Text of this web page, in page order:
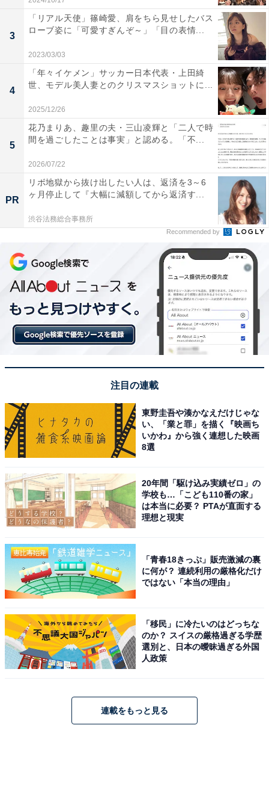
3
「リアル天使」篠崎愛、肩をちら見せしたバス
ローブ姿に「可愛すぎんぞ～」「目の表情...
2023/03/03
4
「年々イケメン」サッカー日本代表・上田綺
世、モデル美人妻とのクリスマスショットに...
2025/12/26
5
花乃まりあ、趣里の夫・三山凌輝と「二人で時
間を過ごしたことは事実」と認める。「不...
2026/07/22
PR
リボ地獄から抜け出したい人は、返済を3～6
ヶ月停止して『大幅に減額してから返済す...
渋谷法務総合事務所
Recommended by
注目の連載
東野圭吾や湊かなえだけじゃな
い、「業と罪」を描く『映画ち
いかわ』から強く連想した映画
8選
20年間「駆け込み実績ゼロ」の
学校も…「こども110番の家」
は本当に必要？ PTAが直面する
理想と現実
「青春18きっぷ」販売激減の裏
に何が？ 連続利用の厳格化だけ
ではない「本当の理由」
「移民」に冷たいのはどっちな
のか？ スイスの厳格過ぎる学歴
選別と、日本の曖昧過ぎる外国
人政策
連載をもっと見る